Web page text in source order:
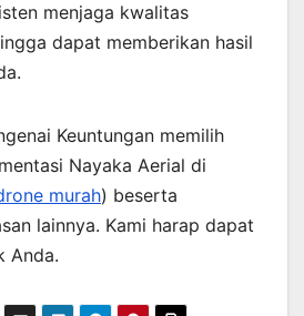
menjaga kwalitas
dapat memberikan hasil
Keuntungan memilih
Nayaka Aerial di
murah) beserta
lainnya. Kami harap dapat
Anda.